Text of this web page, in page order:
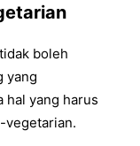
boleh
yang
hal yang harus
vegetarian.